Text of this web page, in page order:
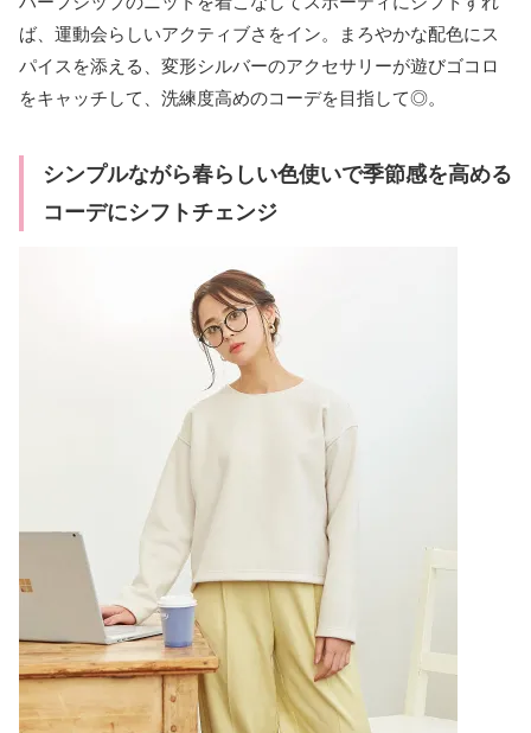
ば、運動会らしいアクティブさをイン。まろやかな配色にス
パイスを添える、変形シルバーのアクセサリーが遊びゴコロ
をキャッチして、洗練度高めのコーデを目指して◎。
シンプルながら春らしい色使いで季節感を高める
コーデにシフトチェンジ